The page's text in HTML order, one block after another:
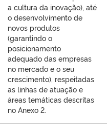
a cultura da inovação), até
o desenvolvimento de
novos produtos
(garantindo o
posicionamento
adequado das empresas
no mercado e o seu
crescimento), respeitadas
as linhas de atuação e
áreas temáticas descritas
no Anexo 2.